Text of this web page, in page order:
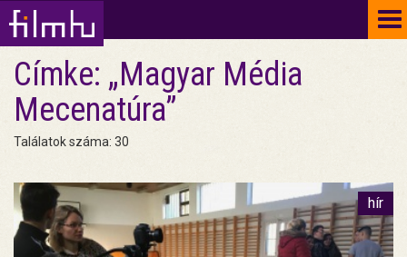
Címke: „Magyar Média
Mecenatúra”
Találatok száma: 30
hír